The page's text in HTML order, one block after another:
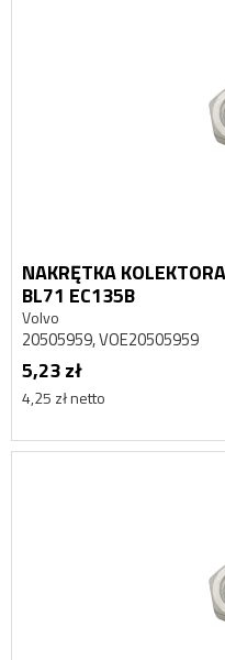
NAKRĘTKA
BL71 EC135B
Volvo
20505959, VOE20505959
5,23 zł
4,25 zł netto